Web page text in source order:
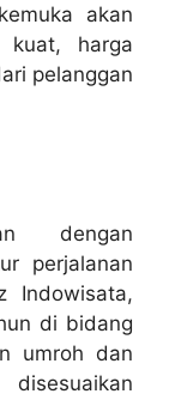
akan
kuat, harga
pelanggan
dengan
perjalanan
Indowisata,
di bidang
umroh dan